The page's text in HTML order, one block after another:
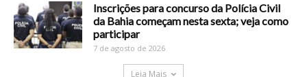
Inscrições para concurso da Polícia Civil
da Bahia começam nesta sexta; veja como
participar
7 de agosto de 2026
Leia Mais